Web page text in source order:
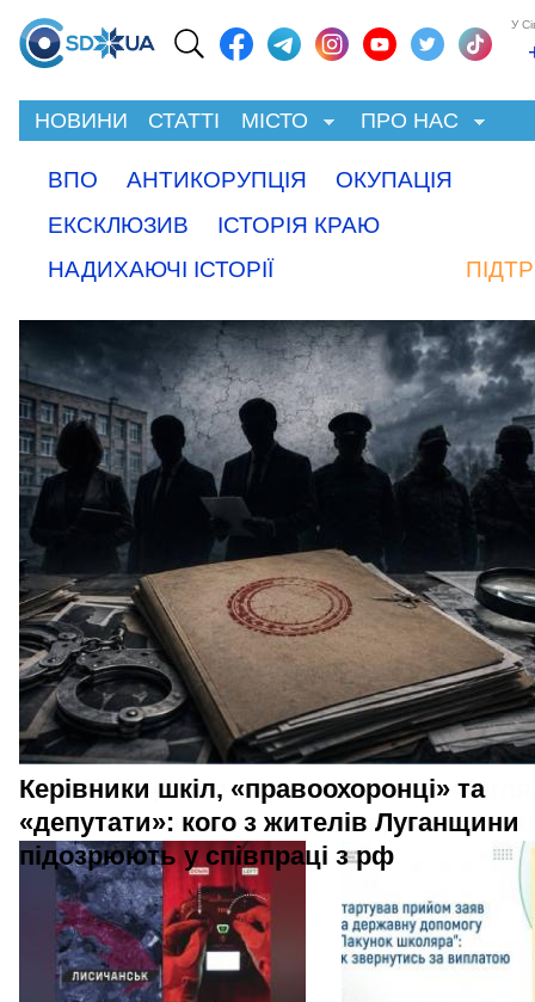
У
НОВИНИ СТАТТІ МІСТО ПРО НАС
ВПО АНТИКОРУПЦІЯ
ОКУПАЦІЯ
ЕКСКЛЮЗИВ
ІСТОРІЯ КРАЮ
НАДИХАЮЧІ ІСТОРІЇ
Керівники шкіл, «правоохоронці» та
«депутати»: кого з жителів Луганщини
підозрюють у співпраці з рф